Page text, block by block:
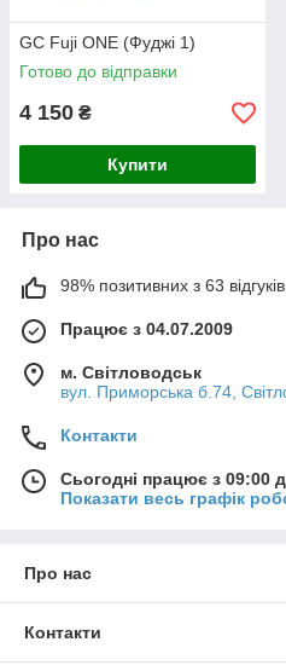
GC Fuji ONE (Фуджі 1)
Готово до відправки
4 150 ₴
Купити
Про нас
98% позитивних з 63 відгуків
Працює з 04.07.2009
м. Світловодськ
вул. Приморська б.74,
Контакти
Сьогодні працює з 09:00
Показати весь графік
Про нас
Контакти